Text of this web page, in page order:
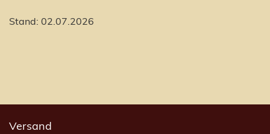
Stand: 02.07.2026
Versand